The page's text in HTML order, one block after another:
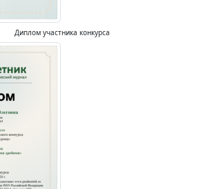
Диплом участника конкурса